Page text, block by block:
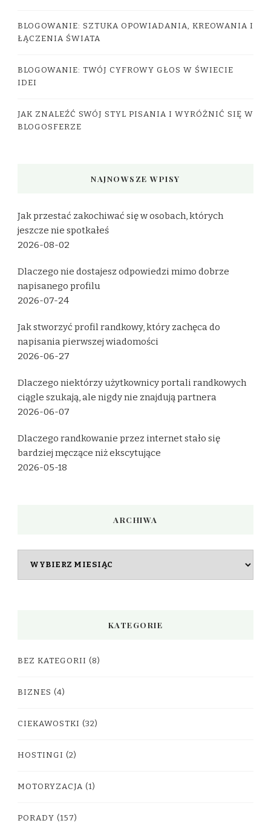
BLOGOWANIE: SZTUKA OPOWIADANIA, KREOWANIA I
ŁĄCZENIA ŚWIATA
BLOGOWANIE: TWÓJ CYFROWY GŁOS W ŚWIECIE
IDEI
JAK ZNALEŹĆ SWÓJ STYL PISANIA I WYRÓŻNIĆ SIĘ W
BLOGOSFERZE
NAJNOWSZE WPISY
Jak przestać zakochiwać się w osobach, których
jeszcze nie spotkałeś
2026-08-02
Dlaczego nie dostajesz odpowiedzi mimo dobrze
napisanego profilu
2026-07-24
Jak stworzyć profil randkowy, który zachęca do
napisania pierwszej wiadomości
2026-06-27
Dlaczego niektórzy użytkownicy portali randkowych
ciągle szukają, ale nigdy nie znajdują partnera
2026-06-07
Dlaczego randkowanie przez internet stało się
bardziej męczące niż ekscytujące
2026-05-18
ARCHIWA
KATEGORIE
BEZ KATEGORII (8)
BIZNES (4)
CIEKAWOSTKI (32)
HOSTINGI (2)
MOTORYZACJA (1)
PORADY (157)